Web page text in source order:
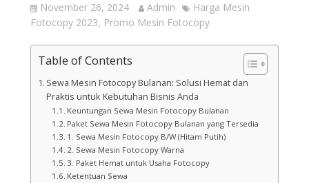
November 26, 2024 Admin
Harga Mesin
Fotocopy 2023, Promo Mesin Fotocopy
Table of Contents
Sewa Mesin Fotocopy Bulanan: Solusi Hemat dan
Praktis untuk Kebutuhan Bisnis Anda
Keuntungan Sewa Mesin Fotocopy Bulanan
Paket Sewa Mesin Fotocopy Bulanan yang Tersedia
1. Sewa Mesin Fotocopy B/W (Hitam Putih)
2. Sewa Mesin Fotocopy Warna
3. Paket Hemat untuk Usaha Fotocopy
Ketentuan Sewa